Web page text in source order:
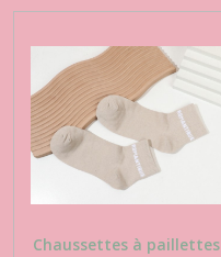
Chaussettes à paillettes